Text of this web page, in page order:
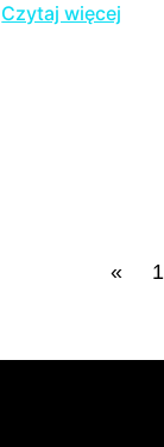
Czytaj więcej
« 1